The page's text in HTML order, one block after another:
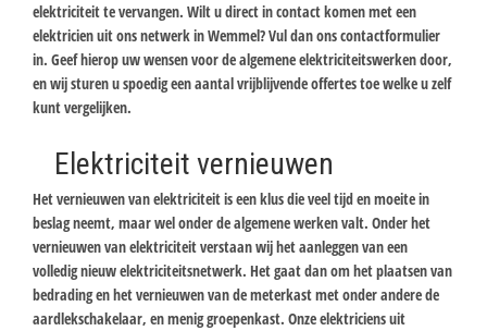
elektriciteit te vervangen. Wilt u direct in contact komen met een
elektricien uit ons netwerk in Wemmel? Vul dan ons contactformulier
in. Geef hierop uw wensen voor de algemene elektriciteitswerken door,
en wij sturen u spoedig een aantal vrijblijvende offertes toe welke u zelf
kunt vergelijken.
Elektriciteit vernieuwen
Het vernieuwen van elektriciteit is een klus die veel tijd en moeite in
beslag neemt, maar wel onder de algemene werken valt. Onder het
vernieuwen van elektriciteit verstaan wij het aanleggen van een
volledig nieuw elektriciteitsnetwerk. Het gaat dan om het plaatsen van
bedrading en het vernieuwen van de meterkast met onder andere de
aardlekschakelaar, en menig groepenkast. Onze elektriciens uit